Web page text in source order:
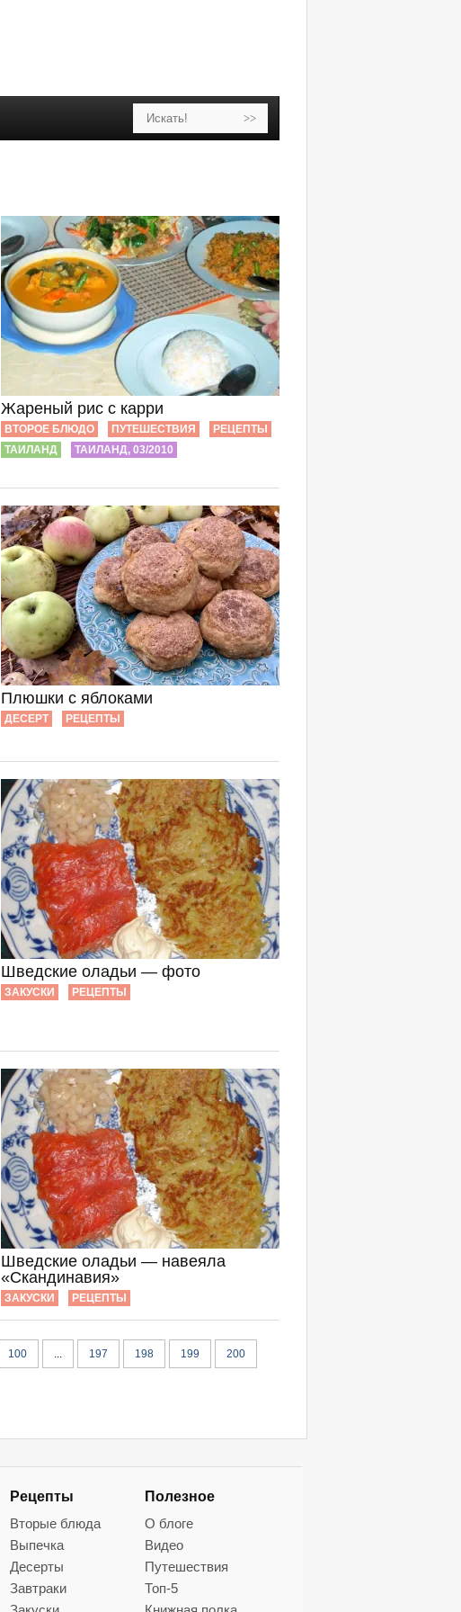
Жареный рис с карри
ВТОРОЕ БЛЮДО ПУТЕШЕСТВИЯ
РЕЦЕПТЫ
ТАИЛАНД
ТАИЛАНД, 03/2010
Плюшки с яблоками
ДЕСЕРТ РЕЦЕПТЫ
Шведские оладьи — фото
ЗАКУСКИ РЕЦЕПТЫ
Шведские оладьи — навеяла
«Скандинавия»
ЗАКУСКИ РЕЦЕПТЫ
100 ... 197 198 199 200
Рецепты
Вторые блюда
Выпечка
Десерты
Завтраки
Полезное
О блоге
Видео
Путешествия
Топ-5